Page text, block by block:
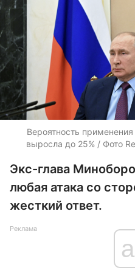
Вероятность
выросла до 25% / Фото
Экс-глава
любая атака со
жесткий ответ.
Реклама